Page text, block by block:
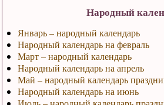
Народный
Январь – народный календарь
Народный календарь на февраль
Март – народный календарь
Народный календарь на апрель
Май – народный календарь
Народный календарь на июнь